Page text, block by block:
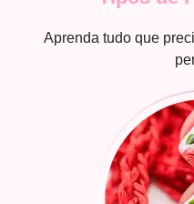
Aprenda tudo que